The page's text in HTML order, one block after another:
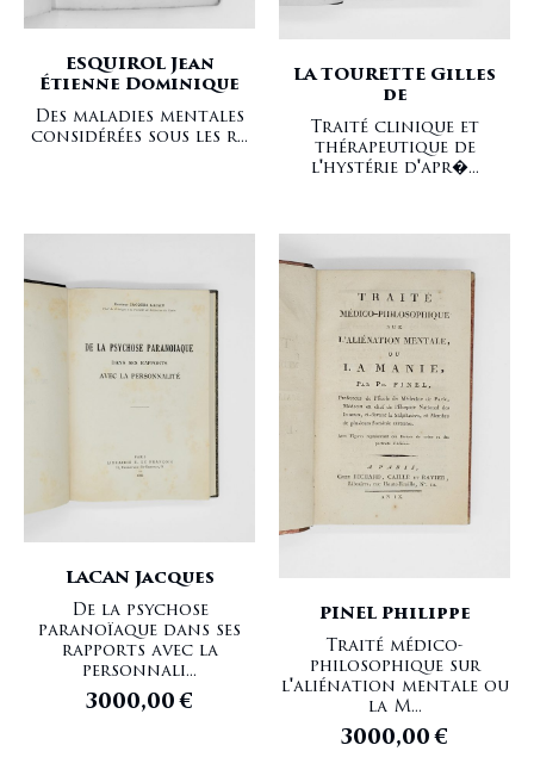
ESQUIROL Jean
Étienne Dominique
Des maladies mentales
considérées sous les r...
LA TOURETTE Gilles
de
Traité clinique et
thérapeutique de
l'hystérie d'apr�...
LACAN Jacques
De la psychose
paranoïaque dans ses
rapports avec la
personnali...
3000,00€
PINEL Philippe
Traité médico-
philosophique sur
l'aliénation mentale ou
la M...
3000,00€